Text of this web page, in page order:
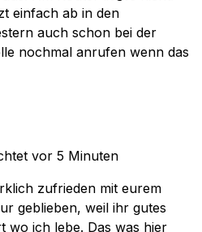
einfach ab in den
auch schon bei der
nochmal anrufen wenn das
vor 5 Minuten
zufrieden mit eurem
geblieben, weil ihr gutes
wo ich lebe. Das was hier